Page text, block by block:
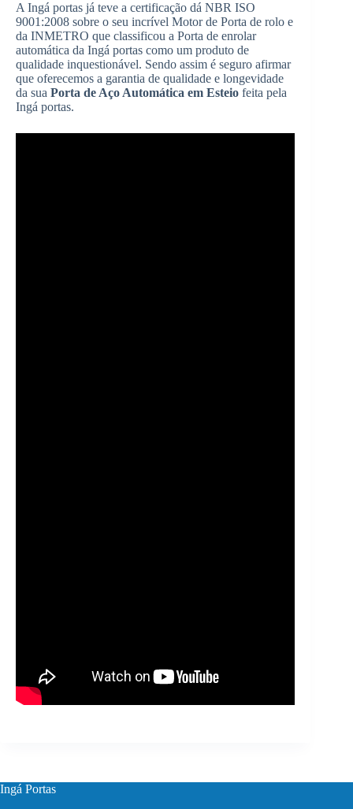
A Ingá portas já teve a certificação dá NBR ISO
9001:2008 sobre o seu incrível Motor de Porta de rolo e
da INMETRO que classificou a Porta de enrolar
automática da Ingá portas como um produto de
qualidade inquestionável. Sendo assim é seguro afirmar
que oferecemos a garantia de qualidade e longevidade
da sua Porta de Aço Automática em Esteio feita pela
Ingá portas.
Ingá Portas